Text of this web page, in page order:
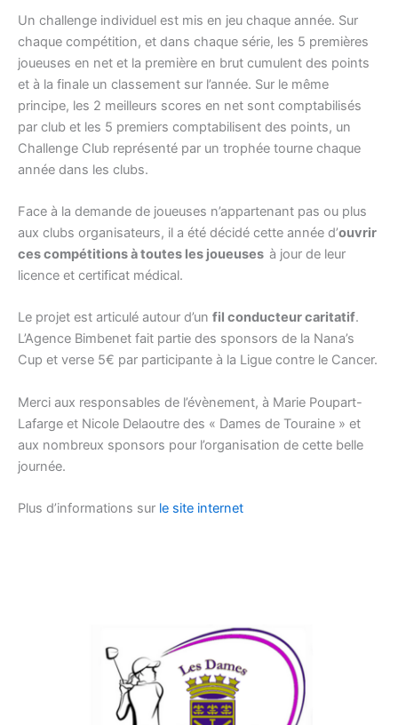
Un challenge individuel est mis en jeu chaque année. Sur
chaque compétition, et dans chaque série, les 5 premières
joueuses en net et la première en brut cumulent des points
et à la finale un classement sur l’année. Sur le même
principe, les 2 meilleurs scores en net sont comptabilisés
par club et les 5 premiers comptabilisent des points, un
Challenge Club représenté par un trophée tourne chaque
année dans les clubs.
Face à la demande de joueuses n’appartenant pas ou plus
aux clubs organisateurs, il a été décidé cette année d’ouvrir
ces compétitions à toutes les joueuses à jour de leur
licence et certificat médical.
Le projet est articulé autour d’un fil conducteur caritatif.
L’Agence Bimbenet fait partie des sponsors de la Nana’s
Cup et verse 5€ par participante à la Ligue contre le Cancer.
Merci aux responsables de l’évènement, à Marie Poupart-
Lafarge et Nicole Delaoutre des « Dames de Touraine » et
aux nombreux sponsors pour l’organisation de cette belle
journée.
Plus d’informations sur le site internet